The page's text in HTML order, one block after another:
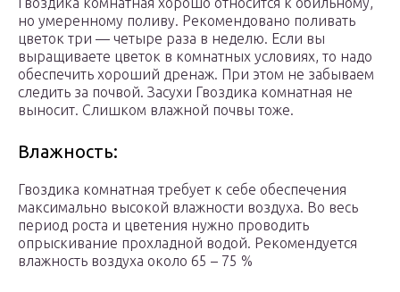
но умеренному поливу. Рекомендовано поливать
цветок три — четыре раза в неделю. Если вы
выращиваете цветок в комнатных условиях, то надо
обеспечить хороший дренаж. При этом не забываем
следить за почвой. Засухи Гвоздика комнатная не
выносит. Слишком влажной почвы тоже.
Влажность:
Гвоздика комнатная требует к себе обеспечения
максимально высокой влажности воздуха. Во весь
период роста и цветения нужно проводить
опрыскивание прохладной водой. Рекомендуется
влажность воздуха около 65 – 75 %